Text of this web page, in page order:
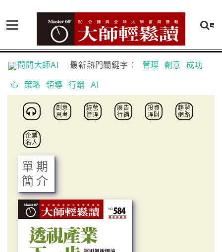
問問大師AI 最新熱門關鍵字： 管理 創意 成功
心 策略 領導 行銷 AI
創意
思考
經營
管理
廣告
行銷
投資
理財
趨勢
網路
企業
名人
單期
簡介